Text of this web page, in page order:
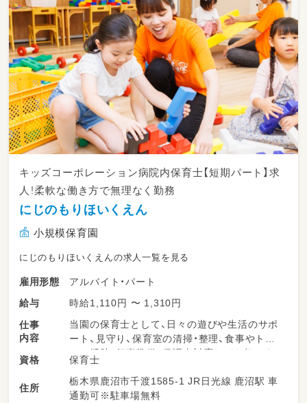
キッズコーポレーション病院内保育士【短期パート】求
人！柔軟な働き方で無理なく勤務
にじのもりほいくえん
小規模保育園
にじのもりほいくえんの求人一覧を見る
雇用形態
アルバイト・パート
給与
時給1,110円 〜 1,310円
仕事
内容
当園の保育士として、日々の遊びや生活のサポ
ート、見守り、保育室の清掃・整理、食事やトイ
レの援助、行事準備、保護者対応などを担いま
す。柔軟な保育環境の中で、子どもたち一人ひ
とりにしっかり向き合える時間が多くありま
す。勤務日数や時間は相談可能で、ライフスタ
資格 保育士
住所
栃木県鹿沼市千渡1585-1 JR日光線 鹿沼駅 車
通勤可※駐車場無料